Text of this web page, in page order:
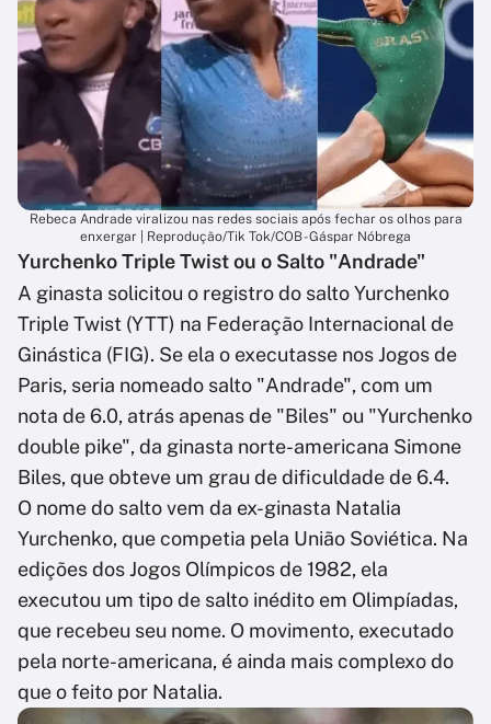
Rebeca Andrade viralizou nas redes sociais após fechar os olhos para
enxergar | Reprodução/Tik Tok/COB - Gáspar Nóbrega
Yurchenko Triple Twist ou o Salto "Andrade"
A ginasta solicitou o registro do salto Yurchenko
Triple Twist (YTT) na Federação Internacional de
Ginástica (FIG). Se ela o executasse nos Jogos de
Paris, seria nomeado salto "Andrade", com um
nota de 6.0, atrás apenas de "Biles" ou "Yurchenko
double pike", da ginasta norte-americana Simone
Biles, que obteve um grau de dificuldade de 6.4.
O nome do salto vem da ex-ginasta Natalia
Yurchenko, que competia pela União Soviética. Na
edições dos Jogos Olímpicos de 1982, ela
executou um tipo de salto inédito em Olimpíadas,
que recebeu seu nome. O movimento, executado
pela norte-americana, é ainda mais complexo do
que o feito por Natalia.